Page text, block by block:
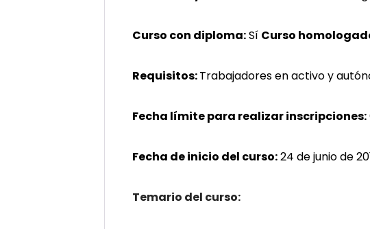
Curso con diploma:Sí Curso
Requisitos:Trabajadores en activo y
Fecha límite para realizar inscripciones:
Fecha de inicio del curso:24 de junio de
Temario del curso: